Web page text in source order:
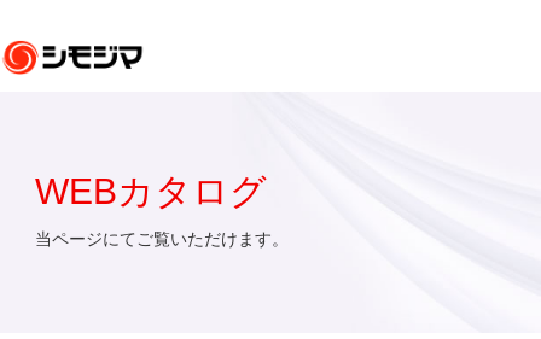
WEBカタログ
当ページにてご覧いただけます。